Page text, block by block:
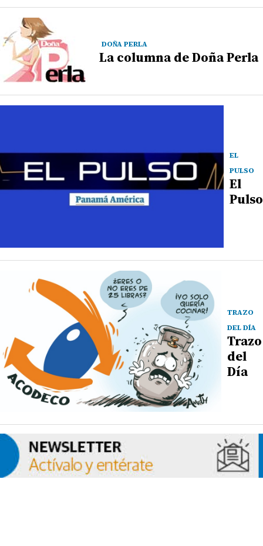
DOÑA PERLA
La columna de Doña Perla
EL
PULSO
El
Pulso
TRAZO
DEL DÍA
Trazo
del
Día